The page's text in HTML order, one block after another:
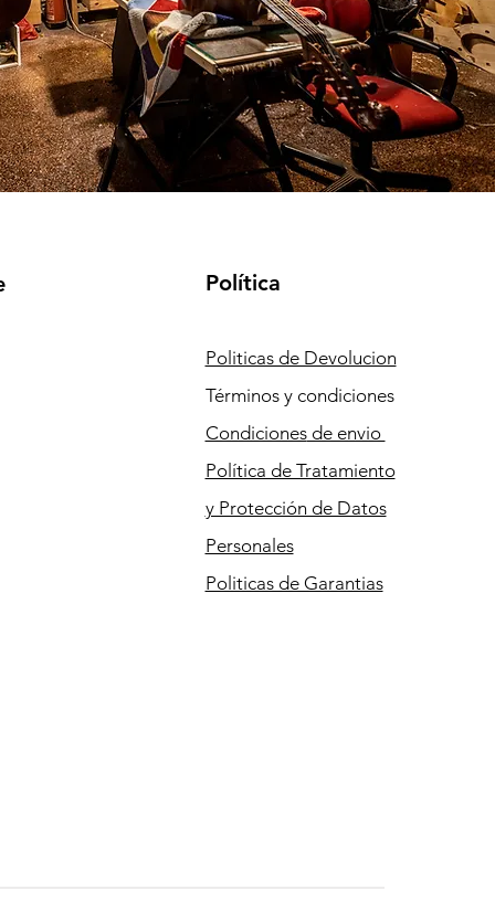
Política
Politicas de Devolucion
Términos y condiciones
Condicionesde envio
Política de Tratamiento
y Protección de Datos
Personales
Politicas de Garantias